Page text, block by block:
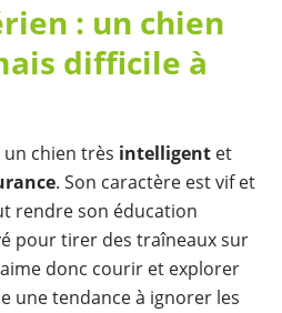
: un chien
difficile à
un chien très intelligent et
. Son caractère est vif et
rendre son éducation
pour tirer des traîneaux sur
donc courir et explorer
une tendance à ignorer les